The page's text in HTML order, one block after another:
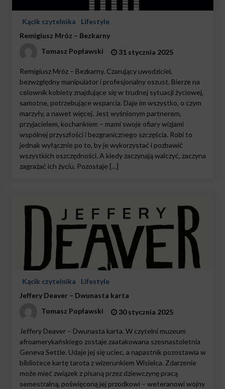
Kącik czytelnika
Lifestyle
Remigiusz Mróz – Bezkarny
Tomasz Popławski
31 stycznia 2025
Remigiusz Mróz – Bezkarny. Czarujący uwodziciel,
bezwzględny manipulator i profesjonalny oszust. Bierze na
celownik kobiety znajdujące się w trudnej sytuacji życiowej,
samotne, potrzebujące wsparcia. Daje im wszystko, o czym
marzyły, a nawet więcej. Jest wyśnionym partnerem,
przyjacielem, kochankiem – mami swoje ofiary wizjami
wspólnej przyszłości i bezgranicznego szczęścia. Robi to
jednak wyłącznie po to, by je wykorzystać i pozbawić
wszystkich oszczędności. A kiedy zaczynają walczyć, zaczyna
zagrażać ich życiu. Pozostaje […]
Kącik czytelnika
Lifestyle
Jeffery Deaver – Dwunasta karta
Tomasz Popławski
30 stycznia 2025
Jeffery Deaver – Dwunasta karta. W czytelni muzeum
afroamerykańskiego zostaje zaatakowana szesnastoletnia
Geneva Settle. Udaje jej się uciec, a napastnik pozostawia w
bibliotece kartę tarota z wizerunkiem Wisielca. Zdarzenie
może mieć związek z pisaną przez dziewczynę pracą
semestralną, poświęconą jej przodkowi – weteranowi wojny